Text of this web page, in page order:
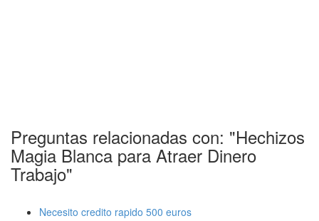
Preguntas relacionadas con: "Hechizos
Magia Blanca para Atraer Dinero
Trabajo"
Necesito credito rapido 500 euros